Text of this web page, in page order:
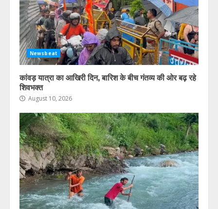
Newsbeat
कांवड़ यात्रा का आखिरी दिन, बारिश के बीच गंतव्य की ओर बढ़ रहे
शिवभक्त
August 10, 2026